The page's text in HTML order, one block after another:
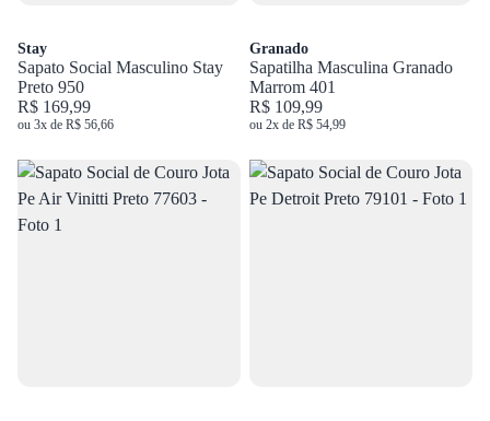
Stay
Sapato Social Masculino Stay
Preto 950
R$ 169,99
ou 3x de R$ 56,66
Granado
Sapatilha Masculina Granado
Marrom 401
R$ 109,99
ou 2x de R$ 54,99